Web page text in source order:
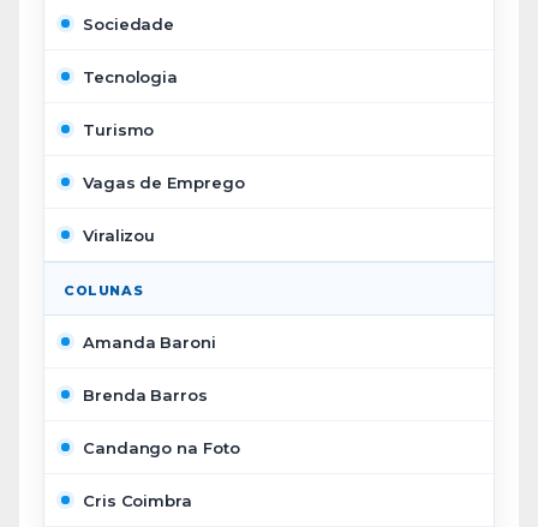
Sociedade
Tecnologia
Turismo
Vagas de Emprego
Viralizou
COLUNAS
Amanda Baroni
Brenda Barros
Candango na Foto
Cris Coimbra